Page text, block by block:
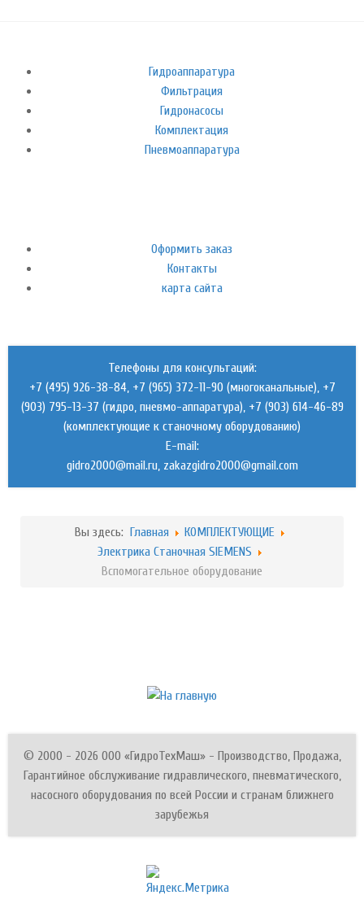
Гидроаппаратура
Фильтрация
Гидронасосы
Комплектация
Пневмоаппаратура
Оформить заказ
Контакты
карта сайта
Телефоны для консультаций:
+7 (495) 926-38-84, +7 (965) 372-11-90 (многоканальные), +7
(903) 795-13-37 (гидро, пневмо-аппаратура), +7 (903) 614-46-89
(комплектующие к станочному оборудованию)
E-mail:
,
Вы здесь: Главная
КОМПЛЕКТУЮЩИЕ
Электрика Станочная SIEMENS
Вспомогательное оборудование
© 2000 - 2026 ООО «ГидроТехМаш» - Производство, Продажа,
Гарантийное обслуживание гидравлического, пневматического,
насосного оборудования по всей России и странам ближнего
зарубежья